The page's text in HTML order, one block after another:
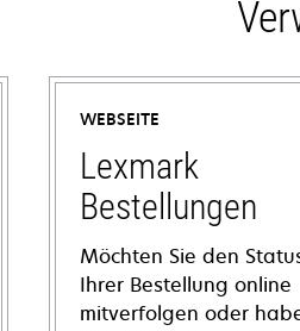
WEBSEITE
Lexmark
Bestellungen
Möchten Sie den
Ihrer Bestellung online
mitverfolgen oder